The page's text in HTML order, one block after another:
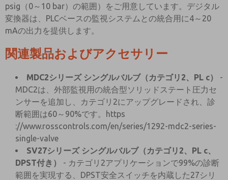
psig（0～10 bar）の範囲）をご用意しています。デジタル
変換器は、PLCベースの監視システムとの統合用に4～20
mAの出力を提供します。
関連製品およびアクセサリー
MDC2シリーズ シングルバルブ（カテゴリ2、PL c）
-
MDC2は、外部監視用の統合型ソリッドステート圧力セ
ンサーを追加し、カテゴリ2にアップグレードされ、診
断範囲は60～90%です。https
://www.rosscontrols.com/en/series/1292-mdc2-series-
single-valve
SV27シリーズ シングルバルブ（カテゴリ2、PL c、
DPST付き）
- カテゴリ2アプリケーションで99%の診断
範囲を実現する、DPST安全スイッチを内蔵した27シリ